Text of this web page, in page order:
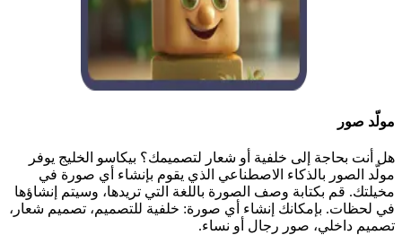
مولّد صور
هل أنت بحاجة إلى خلفية أو شعار لتصميمك؟ بيكاسو الخليج يوفر
مولّد الصور بالذكاء الاصطناعي الذي يقوم بإنشاء أي صورة في
مخيلتك. قم بكتابة وصف الصورة باللغة التي تريدها، وسيتم إنشاؤها
في لحظات. بإمكانك إنشاء أي صورة: خلفية للتصميم، تصميم شعار،
تصميم داخلي، صور رجال أو نساء.